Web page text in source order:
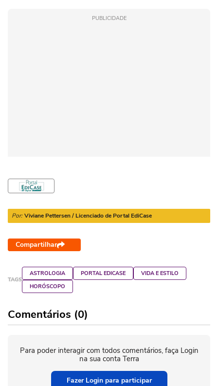
PUBLICIDADE
Por: Viviane Pettersen / Licenciado de Portal EdiCase
Compartilhar
TAGS
ASTROLOGIA PORTAL EDICASE
VIDA E ESTILO
HORÓSCOPO
Comentários (0)
Para poder interagir com todos comentários, faça Login
na sua conta Terra
Fazer Login para participar